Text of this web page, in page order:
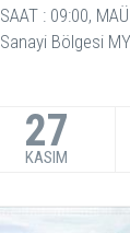
NOVEMBER
SAAT : 09:00,
Sanayi Bölgesi
27
KASIM